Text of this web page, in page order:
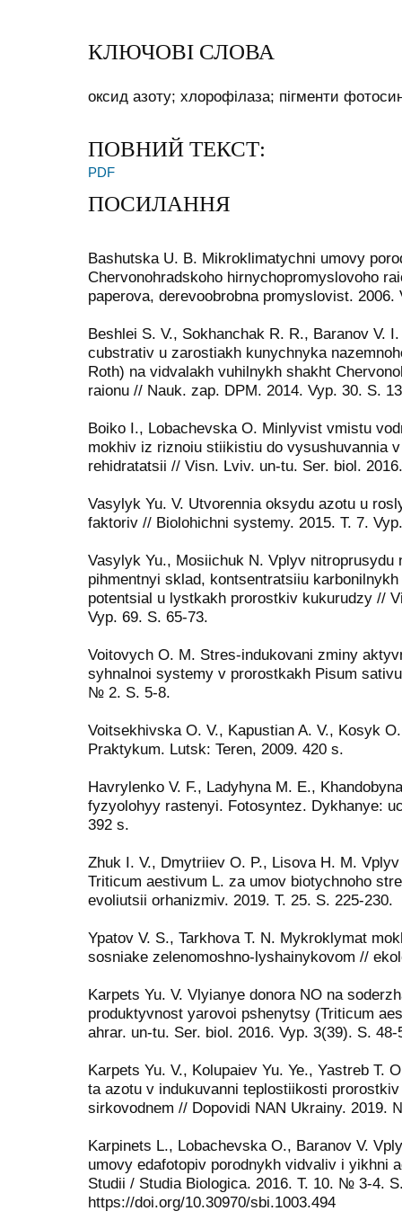
КЛЮЧОВІ СЛОВА
оксид азоту; хлорофілаза; пігменти
ПОВНИЙ ТЕКСТ:
PDF
ПОСИЛАННЯ
Bashutska U. B. Mikroklimatychni umovy
Chervonohradskoho hirnychopromyslovoho
paperova, derevoobrobna promyslovist. 2006.
Beshlei S. V., Sokhanchak R. R., Baranov V.
cubstrativ u zarostiakh kunychnyka
Roth) na vidvalakh vuhilnykh shakht
raionu // Nauk. zap. DPM. 2014. Vyp. 30. S.
Boiko I., Lobachevska O. Minlyvist vmistu
mokhiv iz riznoiu stiikistiu do vysushuvannia
rehidratatsii // Visn. Lviv. un-tu. Ser. biol.
Vasylyk Yu. V. Utvorennia oksydu azotu u
faktoriv // Biolohichni systemy. 2015. T. 7.
Vasylyk Yu., Mosiichuk N. Vplyv
pihmentnyi sklad, kontsentratsiiu
potentsial u lystkakh prorostkiv kukurudzy //
Vyp. 69. S. 65-73.
Voitovych O. M. Stres-indukovani zminy
syhnalnoi systemy v prorostkakh Pisum
№ 2. S. 5-8.
Voitsekhivska O. V., Kapustian A. V., Kosyk
Praktykum. Lutsk: Teren, 2009. 420 s.
Havrylenko V. F., Ladyhyna M. E.,
fyzyolohyy rastenyi. Fotosyntez. Dykhanye:
392 s.
Zhuk I. V., Dmytriiev O. P., Lisova H. M.
Triticum aestivum L. za umov biotychnoho
evoliutsii orhanizmiv. 2019. T. 25. S. 225-230.
Ypatov V. S., Tarkhova T. N. Mykroklymat
sosniake zelenomoshno-lyshainykovom //
Karpets Yu. V. Vlyianye donora NO na
produktyvnost yarovoi pshenytsy (Triticum
ahrar. un-tu. Ser. biol. 2016. Vyp. 3(39). S. 48-
Karpets Yu. V., Kolupaiev Yu. Ye., Yastreb T.
ta azotu v indukuvanni teplostiikosti
sirkovodnem // Dopovidi NAN Ukrainy. 2019.
Karpinets L., Lobachevska O., Baranov V.
umovy edafotopiv porodnykh vidvaliv i yikhni
Studii / Studia Biologica. 2016. T. 10. № 3-4.
https://doi.org/10.30970/sbi.1003.494